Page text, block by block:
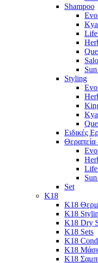
Shampoo
Styling
Ειδικές
Set
K18
K18
K18
K18 Dry
K18 Sets
K18
K18
K18